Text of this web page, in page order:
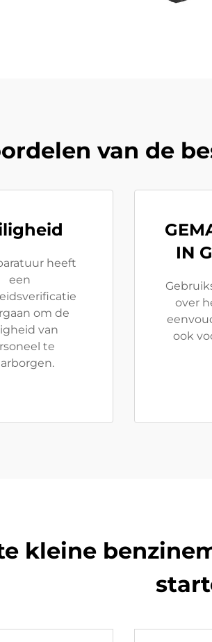
van de
heeft
een
om de
van
te
IN
over
ook
kleine